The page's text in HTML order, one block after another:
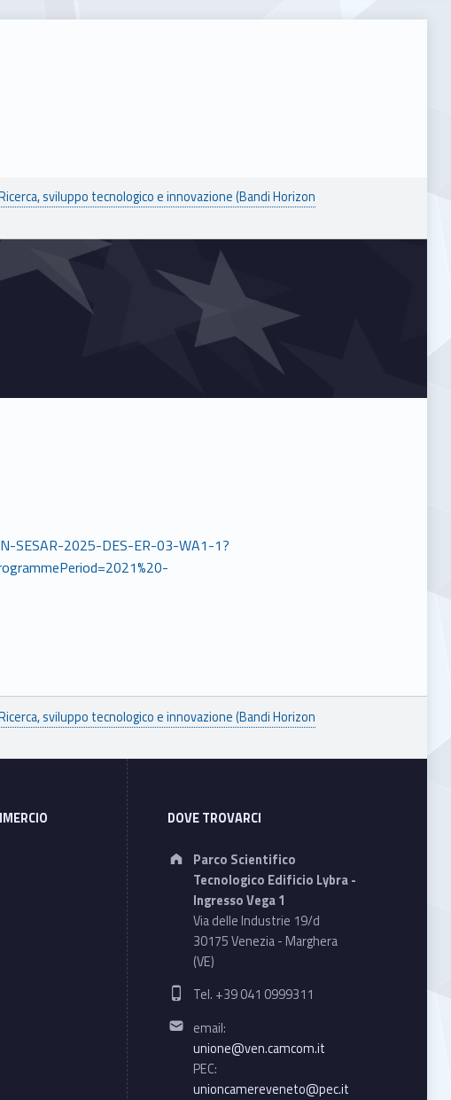
sviluppo tecnologico e innovazione (Bandi Horizon
SESAR-2025-DES-ER-03-WA1-1?
sviluppo tecnologico e innovazione (Bandi Horizon
DOVE TROVARCI
Address:
Parco Scientifico
Tecnologico Edificio Lybra -
Ingresso Vega 1
Via delle Industrie 19/d
30175 Venezia - Marghera
(VE)
Phone number:
Tel. +39 041 0999311
Email address:
email:
unione@ven.camcom.it
PEC:
unioncamereveneto@pec.it